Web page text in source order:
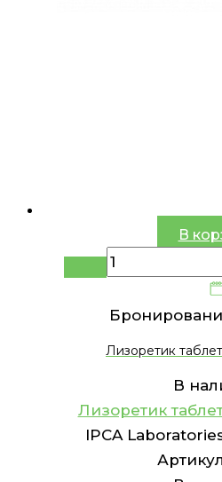
В
Лизоретик
В
Лизоретик
IPCA